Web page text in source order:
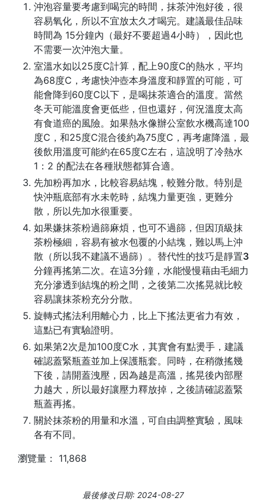
沖泡容量要考慮到喝完的時間，抹茶沖泡好後，很
容易氧化，所以不宜放太久才喝完。建議最佳品味
時間為 15分鐘內（最好不要超過4小時），因此也
不需要一次沖泡大量。
室溫水如以25度C計算，配上90度C的熱水，平均
為68度C，考慮快沖壺本身溫度和靜置的可能，可
能會降到60度C以下，是喝抹茶適合的溫度。當然
冬天可能溫度會更低些，但也還好，何況溫度太高
有食道癌的風險。如果熱水像辦公室飲水機高達100
度C，和25度C混合後約為75度C，再考慮降溫，最
後飲用溫度可能約在65度C左右，這說明了冷熱水
1：2 的配法在各種狀態都算合適。
先加粉再加水，比較容易結塊，較難分散。特別是
快沖瓶底部有水未乾時，結塊力量更強，更難分
散，所以先加水很重要。
如果嫌抹茶粉過篩麻煩，也可不過篩，但因頂級抹
茶粉極細，容易有被水包覆的小結塊，難以馬上沖
散（所以我不建議不過篩）。替代性的技巧是靜置3
分鐘再搖第二次。在這3分鐘，水能慢慢藉由毛細力
充分滲透到結塊的粉之間，之後第二次搖晃就比較
容易讓抹茶粉充分分散。
旋轉式搖法利用離心力，比上下搖法更省力有效，
這點已有實驗證明。
如果第2次是加100度C水，其實會有點燙手，建議
確認蓋緊瓶蓋並加上保護瓶套。同時，在稍微搖幾
下後，請開蓋洩壓 ，因為越是高溫，搖晃後內部壓
力越大，所以最好讓壓力釋放掉，之後請確認蓋緊
瓶蓋再搖。
關於抹茶粉的用量和水溫，可自由調整實驗，風味
各有不同。
瀏覽量：
11,868
最後修改日期: 2024-08-27